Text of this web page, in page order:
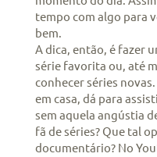
tempo com algo para
bem.
A dica, então, é fazer
série favorita ou, até
conhecer séries
em casa, dá para
sem aquela angústia
fã de séries? Que tal
documentário? No